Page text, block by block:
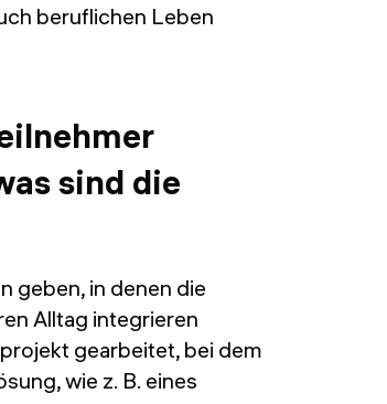
beruflichen Leben
sind die
geben, in denen die
Alltag integrieren
gearbeitet, bei dem
wie z. B. eines